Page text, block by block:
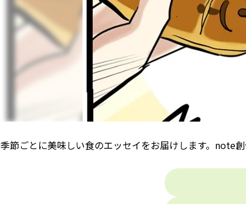
季節ごとに美味しい食のエッセイをお届けします。note